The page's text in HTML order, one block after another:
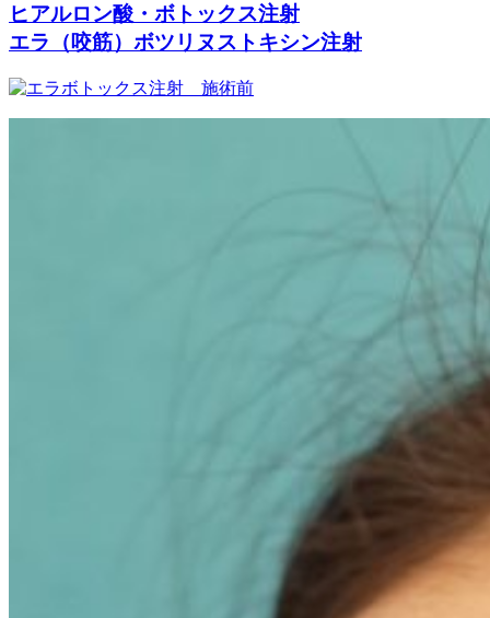
ヒアルロン酸・ボトックス注射
エラ（咬筋）ボツリヌストキシン注射